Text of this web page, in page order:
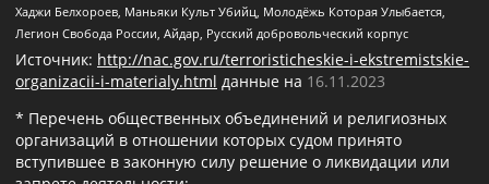
Хаджи Белхороев, Маньяки Культ Убийц, Молодёжь Которая Улыбается,
Легион Свобода России, Айдар, Русский добровольческий корпус
Источник: http://nac.gov.ru/terroristicheskie-i-ekstremistskie-
organizacii-i-materialy.html данные на 16.11.2023
* Перечень общественных объединений и религиозных
организаций в отношении которых судом принято
вступившее в законную силу решение о ликвидации или